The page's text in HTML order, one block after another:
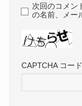
次回のコメン
の名前、メー
CAPTCHA コード